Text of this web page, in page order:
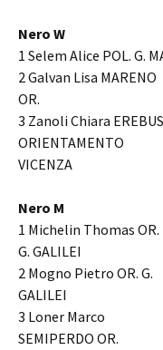
Nero W
1 Selem Alice POL. G.
2 Galvan Lisa MARENO
OR.
3 Zanoli Chiara EREBUS
ORIENTAMENTO
VICENZA
Nero M
1 Michelin Thomas OR.
G. GALILEI
2 Mogno Pietro OR. G.
GALILEI
3 Loner Marco
SEMIPERDO OR.